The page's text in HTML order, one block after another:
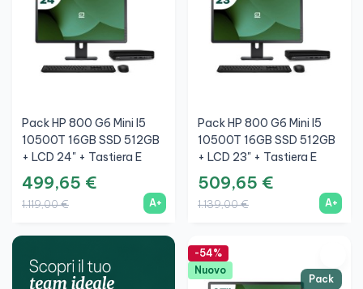
Pack HP 800 G6 Mini I5
10500T 16GB SSD 512GB
+ LCD 24" + Tastiera E
Mouse Wireless + WiFi
499,65 €
1.119,00 € A+
Pack HP 800 G6 Mini I5
10500T 16GB SSD 512GB
+ LCD 23" + Tastiera E
Mouse Wireless + WiFi
509,65 €
1.139,00 € A+
Pack
-54%
Nuovo